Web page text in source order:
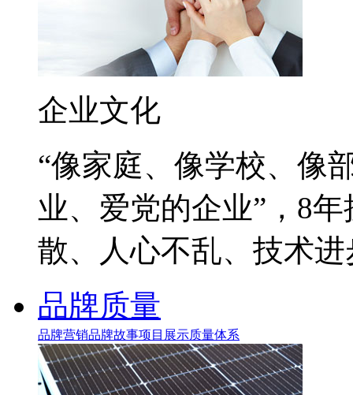
企业文化
“像家庭、像学校、像
业、爱党的企业”，8
散、人心不乱、技术
品牌质量
品牌营销品牌故事项目展示质量体系